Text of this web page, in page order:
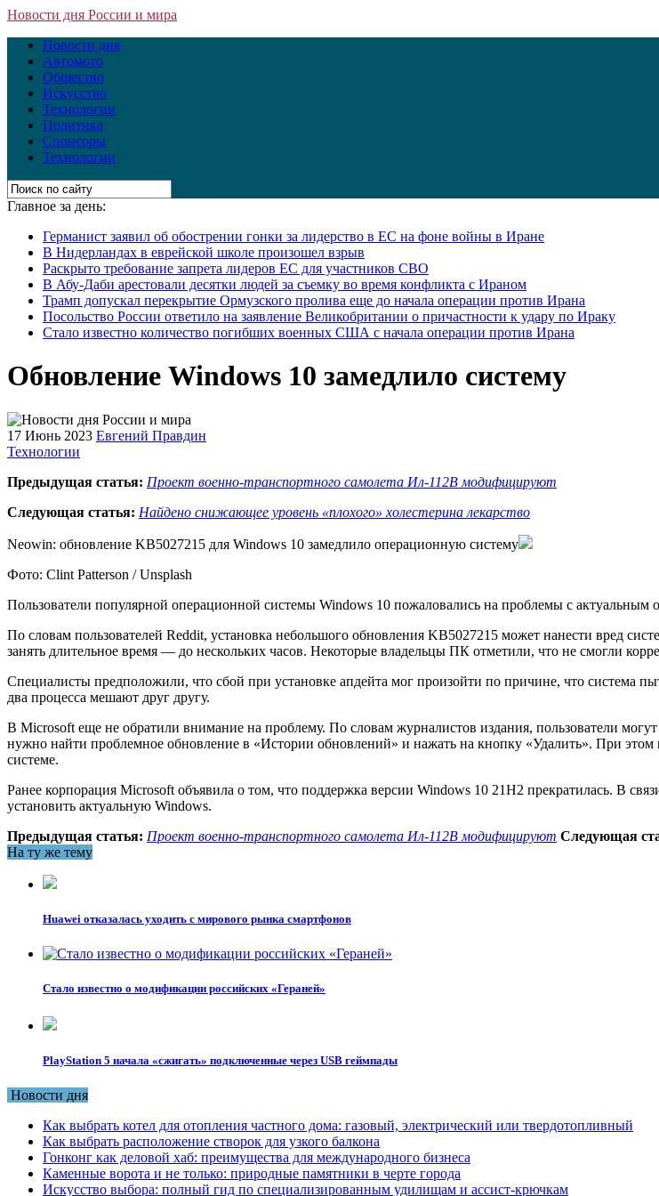
Новости дня России и мира
Новости дня
Автомото
Общество
Искусство
Технологии
Политика
Спонсоры
Технологии
Главное за день:
Германист заявил об обострении гонки за лидерство в ЕС на фоне войны в Иране
В Нидерландах в еврейской школе произошел взрыв
Раскрыто требование запрета лидеров ЕС для участников СВО
В Абу-Даби арестовали десятки людей за съемку во время конфликта с Ираном
Трамп допускал перекрытие Ормузского пролива еще до начала операции против Ирана
Посольство России ответило на заявление Великобритании о причастности к удару по Ираку
Стало известно количество погибших военных США с начала операции против Ирана
Обновление Windows 10 замедлило систему
17 Июнь 2023 Евгений Правдин
Технологии
Предыдущая статья: Проект военно-транспортного самолета Ил-112В модифицируют
Следующая статья: Найдено снижающее уровень «плохого» холестерина лекарство
Neowin: обновление KB5027215 для Windows 10 замедлило операционную систему
Фото: Clint Patterson / Unsplash
Пользователи популярной операционной системы Windows 10 пожаловались на проблемы с
По словам пользователей Reddit, установка небольшого обновления KB5027215 может нанести вред
занять длительное время — до нескольких часов. Некоторые владельцы ПК отметили, что не смогли
Специалисты предположили, что сбой при установке апдейта мог произойти по причине, что система
два процесса мешают друг другу.
В Microsoft еще не обратили внимание на проблему. По словам журналистов издания, пользователи
нужно найти проблемное обновление в «Истории обновлений» и нажать на кнопку «Удалить». При этом
системе.
Ранее корпорация Microsoft объявила о том, что поддержка версии Windows 10 21H2 прекратилась. В
установить актуальную Windows.
Предыдущая статья: Проект военно-транспортного самолета Ил-112В модифицируют Следующая
На ту же тему
Huawei отказалась уходить с мирового рынка смартфонов
Стало известно о модификации российских «Гераней»
PlayStation 5 начала «сжигать» подключенные через USB геймпады
Новости дня
Как выбрать котел для отопления частного дома: газовый, электрический или твердотопливный
Как выбрать расположение створок для узкого балкона
Гонконг как деловой хаб: преимущества для международного бизнеса
Каменные ворота и не только: природные памятники в черте города
Искусство выбора: полный гид по специализированным удилищам и ассист-крючкам